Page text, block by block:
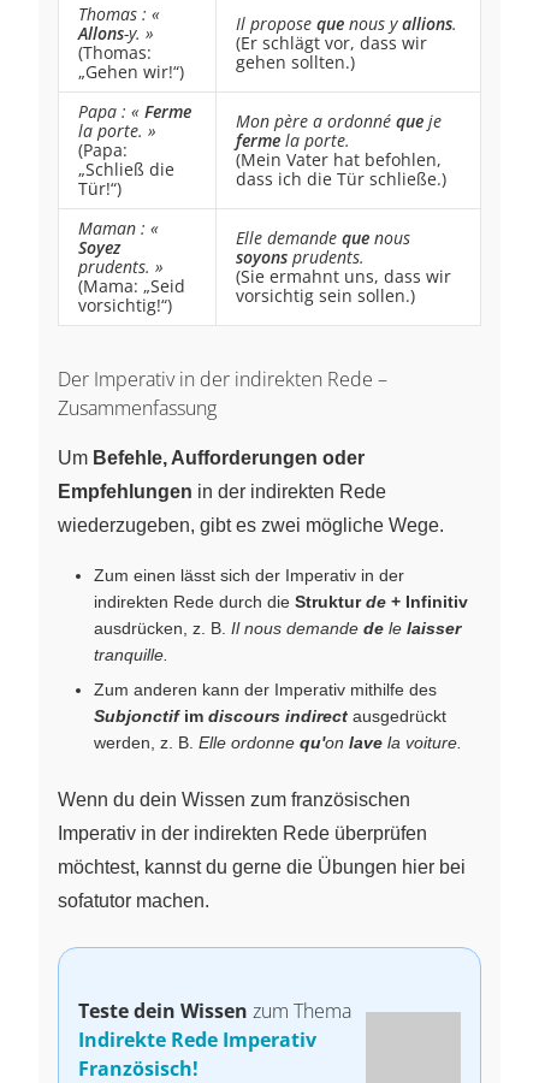
Thomas : «
Allons-y. »
(Thomas:
„Gehen wir!“)
Il propose que nous yallions.
(Er schlägt vor, dass wir
gehen sollten.)
Papa : « Ferme
la porte. »
(Papa:
„Schließ die
Tür!“)
Mon père a ordonné que je
ferme la porte.
(Mein Vater hat befohlen,
dass ich die Tür schließe.)
Maman : «
Soyez
prudents. »
(Mama: „Seid
vorsichtig!“)
Elle demande que nous
soyons prudents.
(Sie ermahnt uns, dass wir
vorsichtig sein sollen.)
Der Imperativ in der indirekten Rede –
Zusammenfassung
Um Befehle, Aufforderungen oder
Empfehlungen in der indirekten Rede
wiederzugeben, gibt es zwei mögliche Wege.
Zum einen lässt sich der Imperativ in der
indirekten Rede durch die Strukturde + Infinitiv
ausdrücken, z. B. Il nous demande de le laisser
tranquille.
Zum anderen kann der Imperativ mithilfe des
Subjonctifim discours indirect ausgedrückt
werden, z. B. Elle ordonne qu'on lave la voiture.
Wenn du dein Wissen zum französischen
Imperativ in der indirekten Rede überprüfen
möchtest, kannst du gerne die Übungen hier bei
sofatutor machen.
Teste dein Wissen zum Thema
Indirekte Rede Imperativ
Französisch!